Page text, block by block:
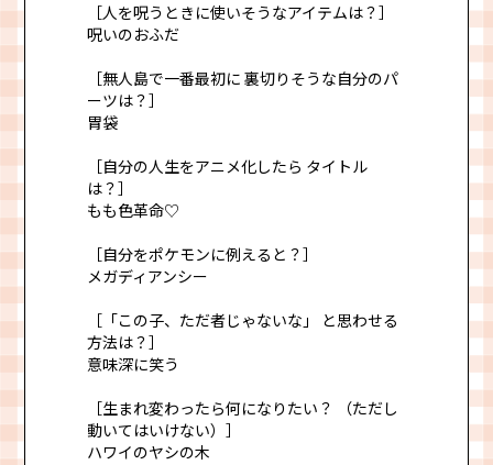
［人を呪うときに使いそうなアイテムは？］
呪いのおふだ
［無人島で一番最初に 裏切りそうな自分のパ
ーツは？］
胃袋
［自分の人生をアニメ化したら タイトル
は？］
もも色革命♡
［自分をポケモンに例えると？］
メガディアンシー
［「この子、ただ者じゃないな」 と思わせる
方法は？］
意味深に笑う
［生まれ変わったら何になりたい？ （ただし
動いてはいけない）］
ハワイのヤシの木